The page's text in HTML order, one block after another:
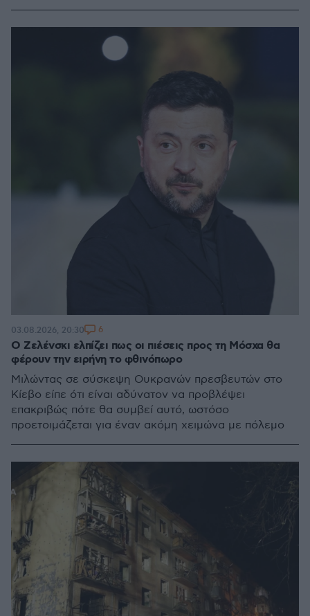
Ο Ζελένσκι ελπίζει πως οι πιέσεις προς τη Μόσχα θα
φέρουν την ειρήνη το φθινόπωρο
Μιλώντας σε σύσκεψη Ουκρανών πρεσβευτών στο
Κίεβο είπε ότι είναι αδύνατον να προβλέψει
επακριβώς πότε θα συμβεί αυτό, ωστόσο
προετοιμάζεται για έναν ακόμη χειμώνα με πόλεμο
03.08.2026, 20:30 6